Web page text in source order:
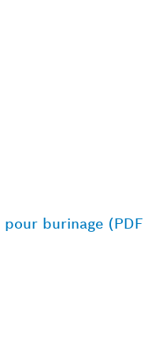
burinage